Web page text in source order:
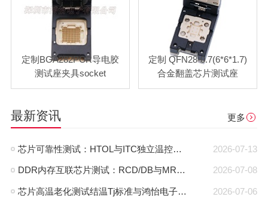
定制BGA282PCR导电胶
测试座夹具socket
定制 QFN28-0.7(6*6*1.7)
合金翻盖芯片测试座
最新资讯 更多
2026-07-13
芯片可靠性测试：HTOL与ITC独立温控，鸿怡电子芯片老化座工程师带您了解两种完全不同的老化测试方式
2026-07-08
DDR内存互联芯片测试：RCD/DB与MRCD/MDB引脚参数及鸿怡电子芯片测试座工程应用
2026-07-06
芯片高温老化测试结温Tj标准与鸿怡电子芯片测试座控温方案